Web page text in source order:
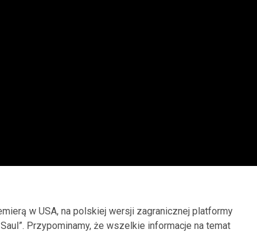
w USA, na polskiej wersji zagranicznej platformy
Przypominamy, że wszelkie informacje na temat